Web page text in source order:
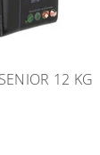
12 KG